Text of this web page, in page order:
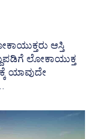
ಆಸ್ತಿ
ಲೋಕಾಯುಕ್ತ
ಯಾವುದೇ